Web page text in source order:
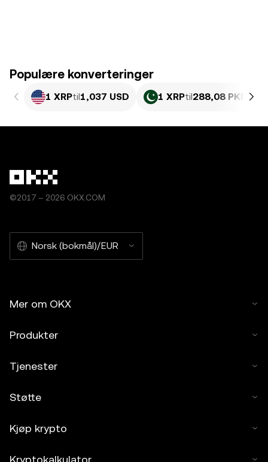
Populære konverteringer
1 XRPtil1,037 USD 1 XRPtil288,08 PKR
©2017 – 2026 OKX.COM
Norsk (bokmål)/EUR
Mer om OKX
Produkter
Tjenester
Støtte
Kjøp krypto
Kryptokalkulator